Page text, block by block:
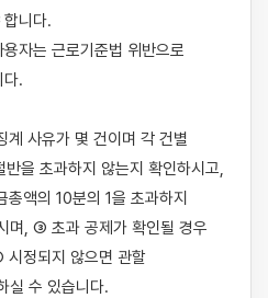
니다.
자는 근로기준법 위반으로
다.
사유가 몇 건이며 각 건별
을 초과하지 않는지 확인하시고,
액의 10분의 1을 초과하지
며, ③ 초과 공제가 확인될 경우
정되지 않으면 관할
실 수 있습니다.